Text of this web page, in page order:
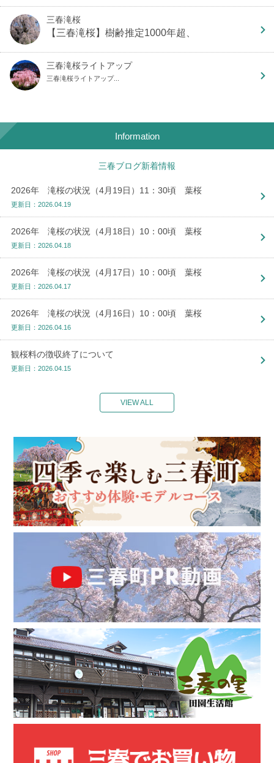
三春滝桜
【三春滝桜】樹齢推定1000年超、
三春滝桜ライトアップ
三春滝桜ライトアップ...
Information
三春ブログ新着情報
2026年 滝桜の状況（4月19日）11：30頃 葉桜
更新日：2026.04.19
2026年 滝桜の状況（4月18日）10：00頃 葉桜
更新日：2026.04.18
2026年 滝桜の状況（4月17日）10：00頃 葉桜
更新日：2026.04.17
2026年 滝桜の状況（4月16日）10：00頃 葉桜
更新日：2026.04.16
観桜料の徴収終了について
更新日：2026.04.15
VIEW ALL